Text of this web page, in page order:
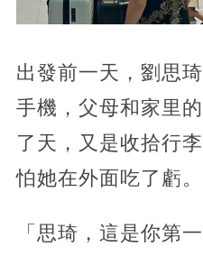
出發前一天，劉思
手機，父母和家里
了天，又是收拾行
怕她在外面吃了虧。
「思琦，這是你第